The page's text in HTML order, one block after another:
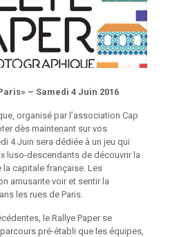
– Samedi 4 Juin 2016
organisé par l’association Cap
dès maintenant sur vos
4 Juin sera dédiée à un jeu qui
luso-descendants de découvrir la
capitale française. Les
amusante voir et sentir la
les rues de Paris.
le Rallye Paper se
pré-établi que les équipes,